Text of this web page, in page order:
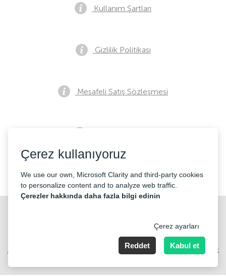
Kullanım Şartları
Gizlilik Politikası
Mesafeli Satış Sözleşmesi
İletişim
Merkez Mahallesi Abide-i Hürriyet cd Sibel ap No 161 Kat 2 Daire 3
Çerez kullanıyoruz
We use our own, Microsoft Clarity and third-party cookies
to personalize content and to analyze web traffic.
Çerezler hakkında daha fazla bilgi edinin
Çerez ayarları
Reddet Kabul et